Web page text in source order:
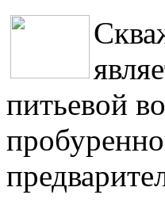
питьевой